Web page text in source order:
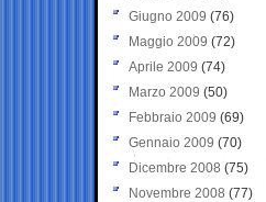
Giugno 2009 (76)
Maggio 2009 (72)
Aprile 2009 (74)
Marzo 2009 (50)
Febbraio 2009 (69)
Gennaio 2009 (70)
Dicembre 2008 (75)
Novembre 2008 (77)